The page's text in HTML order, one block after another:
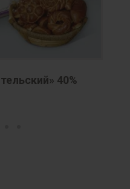
40%